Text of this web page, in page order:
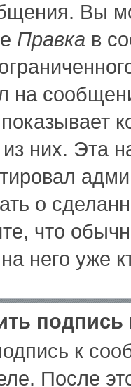
Вы
Правка в
на
них. Эта
о
что
него уже
к
После